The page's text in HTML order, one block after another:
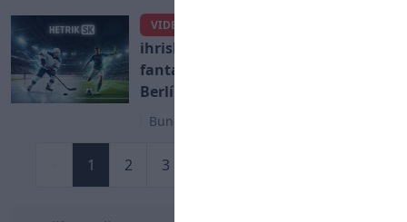
VIDEO
ihrisku. Lászlo Bénes strelil
fantastický prvý gól za Union
Berlín
Bundesliga
1 2 3